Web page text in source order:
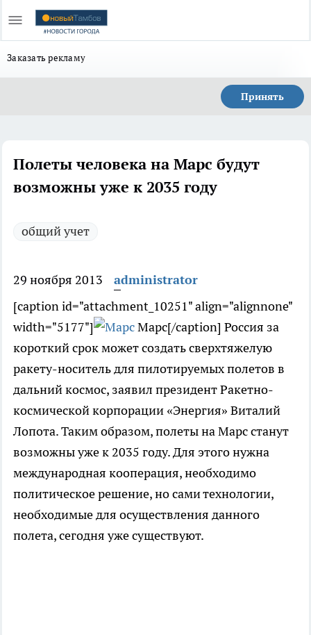
Заказать рекламу
Принять
Полеты человека на Марс будут
возможны уже к 2035 году
общий учет
29 ноября 2013
administrator
[caption id="attachment_10251" align="alignnone"
width="5177"]
Марс[/caption] Россия за
короткий срок может создать сверхтяжелую
ракету-носитель для пилотируемых полетов в
дальний космос, заявил президент Ракетно-
космической корпорации «Энергия» Виталий
Лопота. Таким образом, полеты на Марс станут
возможны уже к 2035 году. Для этого нужна
международная кооперация, необходимо
политическое решение, но сами технологии,
необходимые для осуществления данного
полета, сегодня уже существуют.